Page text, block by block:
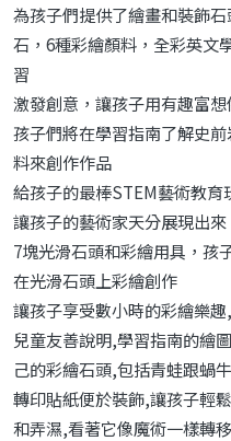
為孩子們提供了繪畫和裝飾
石，6種彩繪顏料，全彩英文
習
激發創意，讓孩子用有趣富
孩子們將在學習指南了解史
料來創作作品
給孩子的最棒STEM藝術教
讓孩子的藝術家天分展現出來
7塊光滑石頭和彩繪用具，孩
在光滑石頭上彩繪創作
讓孩子享受數小時的彩繪樂
兒童友善說明,學習指南的繪
己的彩繪石頭,包括青蛙跟蝸
轉印貼紙便於裝飾,讓孩子輕
和弄濕,看著它像魔術一樣轉